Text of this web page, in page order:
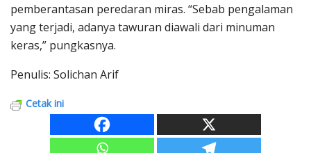
pemberantasan peredaran miras. “Sebab pengalaman
yang terjadi, adanya tawuran diawali dari minuman
keras,” pungkasnya.
Penulis: Solichan Arif
Cetak ini